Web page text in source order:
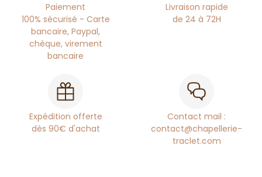
Paiement
100% sécurisé - Carte
bancaire, Paypal,
chèque, virement
bancaire
Livraison rapide
de 24 à 72H
Expédition offerte
dès 90€ d'achat
Contact mail :
contact@chapellerie-
traclet.com